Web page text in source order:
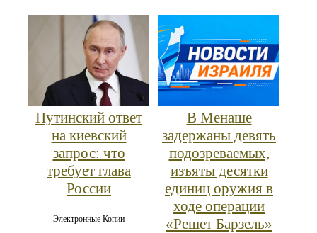
Путинский ответ
на киевский
запрос: что
требует глава
России
Электронные Копии
В Менаше
задержаны девять
подозреваемых,
изъяты десятки
единиц оружия в
ходе операции
«Решет Барзель»